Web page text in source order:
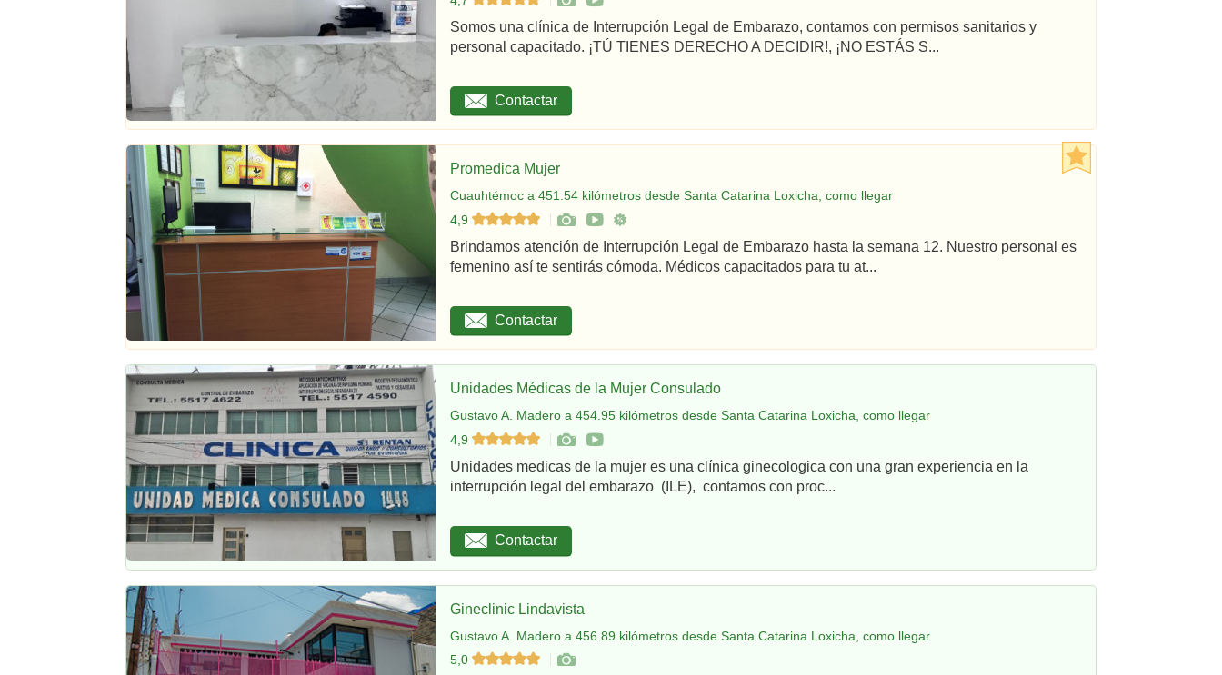
Somos una clínica de Interrupción Legal de Embarazo, contamos con permisos sanitarios y
personal capacitado. ¡TÚ TIENES DERECHO A DECIDIR!, ¡NO ESTÁS S...
Contactar
Promedica Mujer
Cuauhtémoc a 451.54 kilómetros desde Santa Catarina Loxicha, como llegar
4,9
Brindamos atención de Interrupción Legal de Embarazo hasta la semana 12. Nuestro personal es
femenino así te sentirás cómoda. Médicos capacitados para tu at...
Contactar
Unidades Médicas de la Mujer Consulado
Gustavo A. Madero a 454.95 kilómetros desde Santa Catarina Loxicha, como llegar
4,9
Unidades medicas de la mujer es una clínica ginecologica con una gran experiencia en la
interrupción legal del embarazo (ILE), contamos con proc...
Contactar
Gineclinic Lindavista
Gustavo A. Madero a 456.89 kilómetros desde Santa Catarina Loxicha, como llegar
5,0